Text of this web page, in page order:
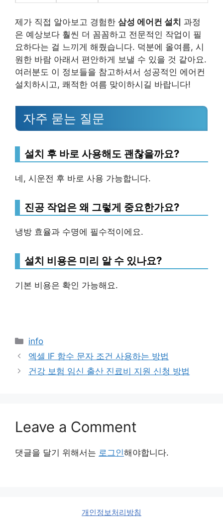
제가 직접 알아보고 경험한 삼성 에어컨 설치 과정
은 예상보다 훨씬 더 꼼꼼하고 전문적인 작업이 필
요하다는 걸 느끼게 해줬습니다. 덕분에 올여름, 시
원한 바람 아래서 편안하게 보낼 수 있을 것 같아요.
여러분도 이 정보들을 참고하셔서 성공적인 에어컨
설치하시고, 쾌적한 여름 맞이하시길 바랍니다!
자주 묻는 질문
설치 후 바로 사용해도 괜찮을까요?
네, 시운전 후 바로 사용 가능합니다.
진공 작업은 왜 그렇게 중요한가요?
냉방 효율과 수명에 필수적이에요.
설치 비용은 미리 알 수 있나요?
기본 비용은 확인 가능해요.
Categories
info
엑셀 IF 함수 문자 조건 사용하는 방법
건강 보험 임신 출산 진료비 지원 신청 방법
Leave a Comment
댓글을 달기 위해서는 로그인해야합니다.
개인정보처리방침